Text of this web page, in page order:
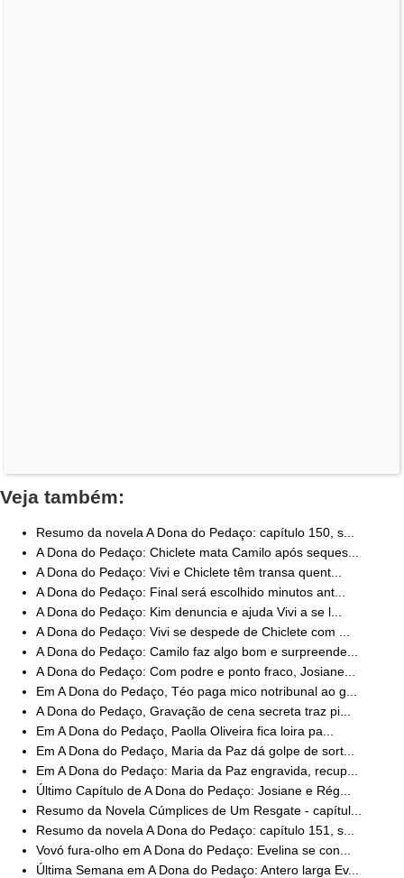
Veja também:
Resumo da novela A Dona do Pedaço: capítulo 150, s...
A Dona do Pedaço: Chiclete mata Camilo após seques...
A Dona do Pedaço: Vivi e Chiclete têm transa quent...
A Dona do Pedaço: Final será escolhido minutos ant...
A Dona do Pedaço: Kim denuncia e ajuda Vivi a se l...
A Dona do Pedaço: Vivi se despede de Chiclete com ...
A Dona do Pedaço: Camilo faz algo bom e surpreende...
A Dona do Pedaço: Com podre e ponto fraco, Josiane...
Em A Dona do Pedaço, Téo paga mico notribunal ao g...
A Dona do Pedaço, Gravação de cena secreta traz pi...
Em A Dona do Pedaço, Paolla Oliveira fica loira pa...
Em A Dona do Pedaço, Maria da Paz dá golpe de sort...
Em A Dona do Pedaço: Maria da Paz engravida, recup...
Último Capítulo de A Dona do Pedaço: Josiane e Rég...
Resumo da Novela Cúmplices de Um Resgate - capítul...
Resumo da novela A Dona do Pedaço: capítulo 151, s...
Vovó fura-olho em A Dona do Pedaço: Evelina se con...
Última Semana em A Dona do Pedaço: Antero larga Ev...